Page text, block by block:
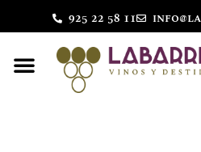
925 22 58 11